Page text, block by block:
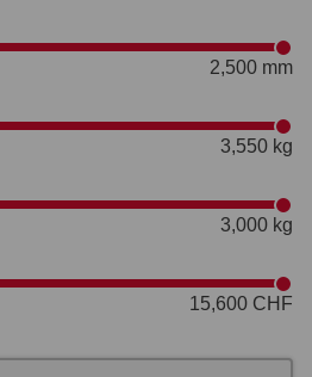
2,500 mm
3,550 kg
3,000 kg
15,600 CHF